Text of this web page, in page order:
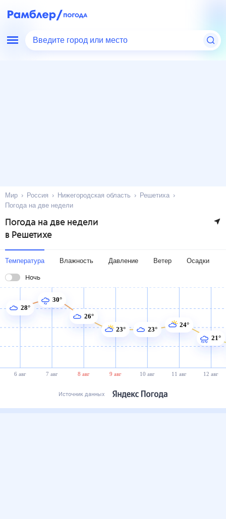
Введите город или место
Мир Россия Нижегородская область
Решетиха
Погода на две недели
Погода на две недели
в Решетихе
Температура Влажность Давление Ветер Осадки
Ночь
6 авг 7 авг 8 авг 9 авг 10 авг 11 авг 12 авг
28°
30°
26°
23°
23°
24°
21°
Источник данных